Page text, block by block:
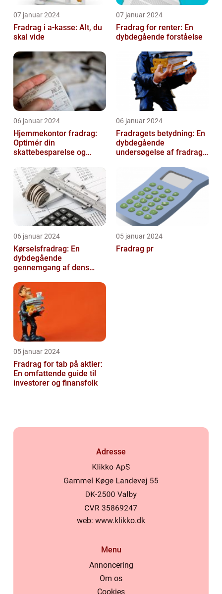
07 januar 2024
Fradrag i a-kasse: Alt, du
skal vide
07 januar 2024
Fradrag for renter: En
dybdegående forståelse
06 januar 2024
Hjemmekontor fradrag:
Optimér din
skattebesparelse og
06 januar 2024
Fradragets betydning: En
dybdegående
undersøgelse af fradrag
06 januar 2024
Kørselsfradrag: En
dybdegående
gennemgang af dens
over tid
05 januar 2024
Fradrag pr
05 januar 2024
Fradrag for tab på aktier:
En omfattende guide til
investorer og finansfolk
Adresse
web: www.klikko.dk
Menu
Annoncering
Om os
Cookies